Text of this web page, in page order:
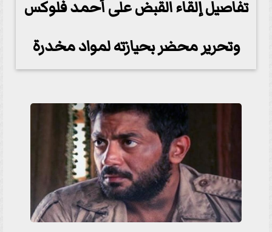
تفاصيل إلقاء القبض على أحمد فلوكس
وتحرير محضر بحيازته لمواد مخدرة